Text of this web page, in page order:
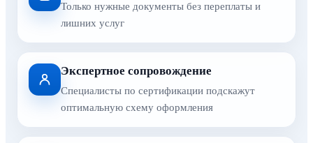
Только нужные документы без переплаты и
лишних услуг
Экспертное сопровождение
Специалисты по сертификации подскажут
оптимальную схему оформления